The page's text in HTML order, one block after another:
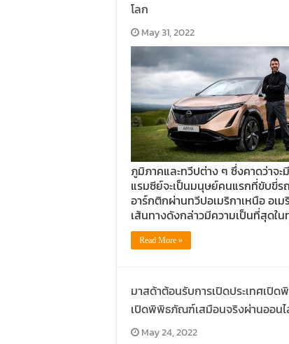
โลก
May 31, 2022
ภูมิภาคและทวีปต่าง ๆ ซึ่งคาดว่าจ
แรมซีย์จะเป็นมนุษย์คนแรกที่ขับขี่ร
อาร์กติกผ่านทวีปอเมริกาเหนือ อเ
เส้นทางดังกล่าวมีความเป็นที่สุดใ
Read More »
มาสด้าต้อนรับการเปิดประเทศเปิ
เปิดพิพิธภัณฑ์เสมือนจริงผ่านออน
May 24, 2022